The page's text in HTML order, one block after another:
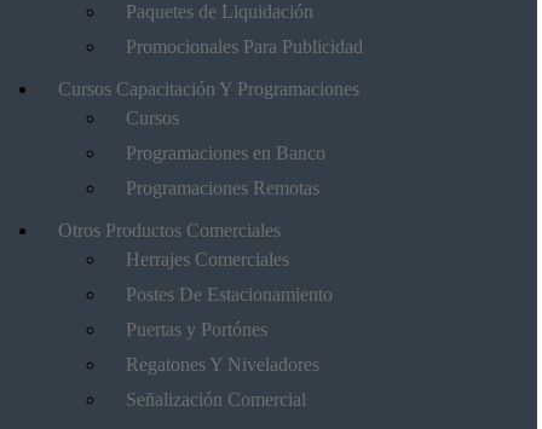
Paquetes de Liquidación
Promocionales Para Publicidad
Cursos Capacitación Y Programaciones
Cursos
Programaciones en Banco
Programaciones Remotas
Otros Productos Comerciales
Herrajes Comerciales
Postes De Estacionamiento
Puertas y Portónes
Regatones Y Niveladores
Señalización Comercial